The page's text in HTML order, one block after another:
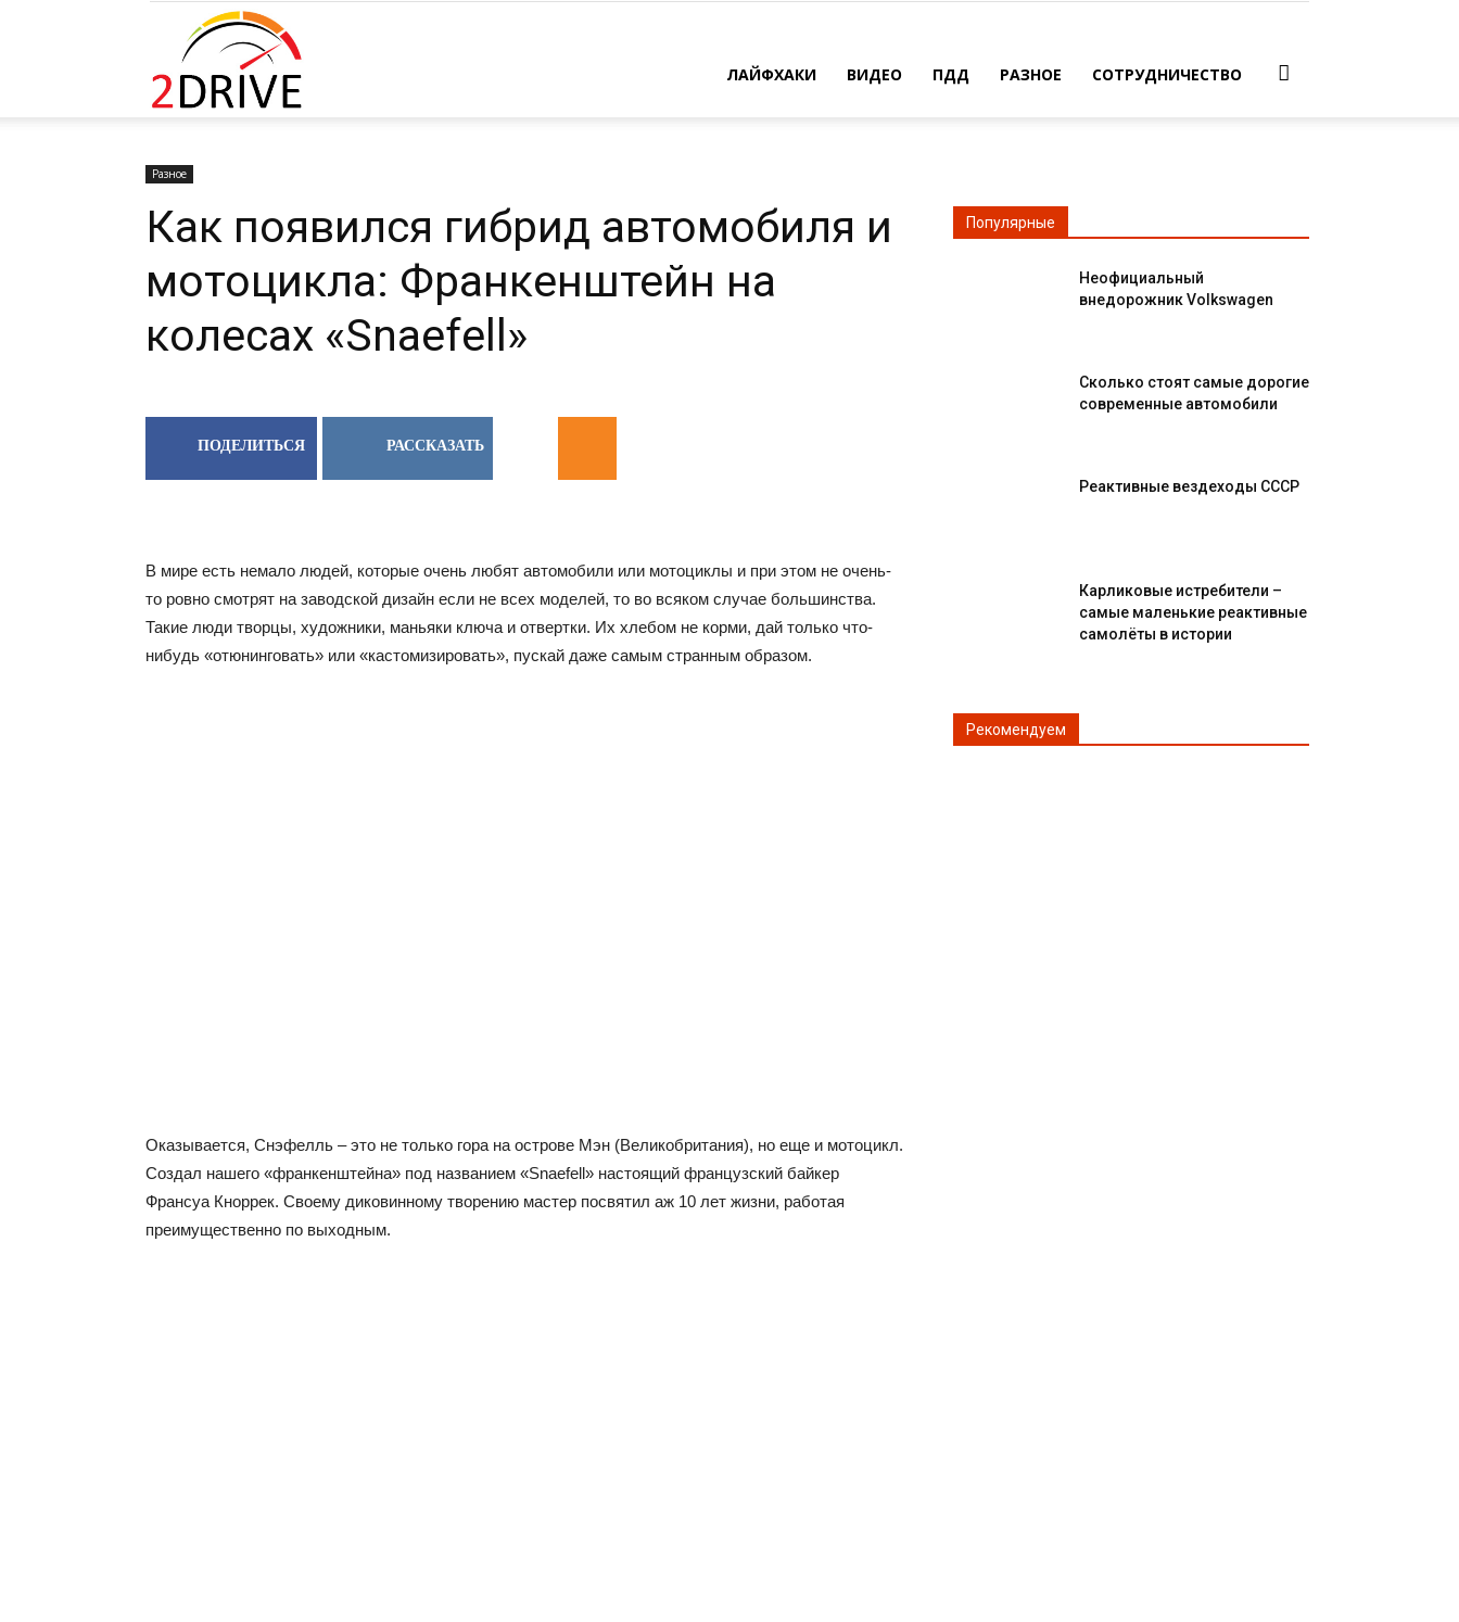
ЛАЙФХАКИ ВИДЕО ПДД РАЗНОЕ СОТРУДНИЧЕСТВО
Разное
Как появился гибрид автомобиля и
мотоцикла: Франкенштейн на
колесах «Snaefell»
ПОДЕЛИТЬСЯ РАССКАЗАТЬ
В мире есть немало людей, которые очень любят автомобили или мотоциклы и при этом не очень-
то ровно смотрят на заводской дизайн если не всех моделей, то во всяком случае большинства.
Такие люди творцы, художники, маньяки ключа и отвертки. Их хлебом не корми, дай только что-
нибудь «отюнинговать» или «кастомизировать», пускай даже самым странным образом.
Оказывается, Снэфелль – это не только гора на острове Мэн (Великобритания), но еще и мотоцикл.
Создал нашего «франкенштейна» под названием «Snaefell» настоящий французский байкер
Франсуа Кноррек. Своему диковинному творению мастер посвятил аж 10 лет жизни, работая
преимущественно по выходным.
Популярные
Неофициальный
внедорожник Volkswagen
Сколько стоят самые дорогие
современные автомобили
Реактивные вездеходы СССР
Карликовые истребители –
самые маленькие реактивные
самолёты в истории
Рекомендуем